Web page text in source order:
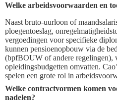
Welke arbeidsvoorwaarden en
Naast bruto-uurloon of
ploegentoeslag,
vergoedingen voor specifieke
kunnen pensioenopbouw via de
(bpfBOUW of andere regelingen),
opleidingsbudgetten omvatten.
spelen een grote rol in
Welke contractvormen komen
nadelen?